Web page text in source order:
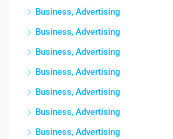
Business, Advertising
Business, Advertising
Business, Advertising
Business, Advertising
Business, Advertising
Business, Advertising
Business, Advertising